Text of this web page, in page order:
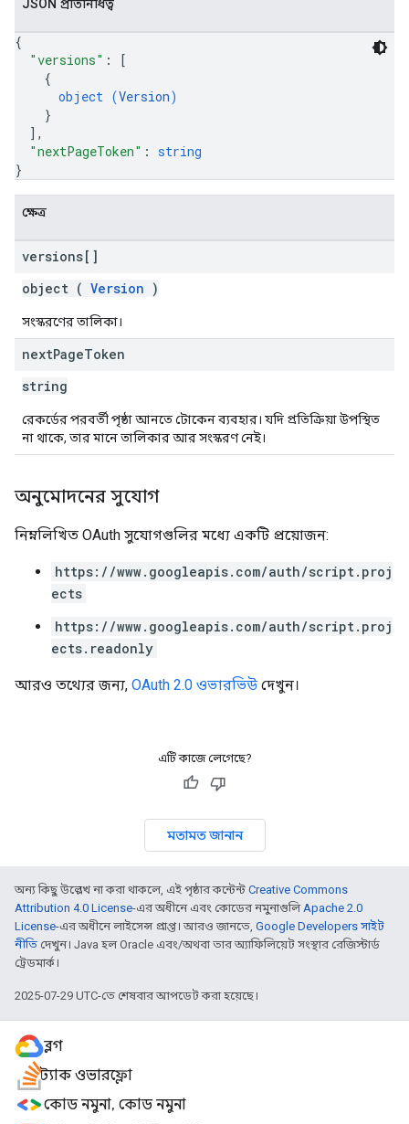
JSON প্রতিনিধিত্ব
{
"versions" :
[
{
object (Version)
}
] ,
"nextPageToken" : string
}
ক্ষেত্র
versions[]
object ( Version )
সংস্করণের তালিকা।
nextPageToken
string
রেকর্ডের পরবর্তী পৃষ্ঠা আনতে টোকেন ব্যবহার। যদি প্রতিক্রিয়া উপস্থিত
না থাকে, তার মানে তালিকার আর সংস্করণ নেই।
অনুমোদনের সুযোগ
নিম্নলিখিত OAuth সুযোগগুলির মধ্যে একটি প্রয়োজন:
https://www.googleapis.com/auth/script.proj
ects
https://www.googleapis.com/auth/script.proj
ects.readonly
আরও তথ্যের জন্য, OAuth 2.0 ওভারভিউ দেখুন।
এটি কাজে লেগেছে?
মতামত জানান
অন্য কিছু উল্লেখ না করা থাকলে, এই পৃষ্ঠার কন্টেন্ট Creative Commons
Attribution 4.0 License-এর অধীনে এবং কোডের নমুনাগুলিApache 2.0
License-এর অধীনে লাইসেন্স প্রাপ্ত। আরও জানতে, Google Developers সাইট
নীতি দেখুন। Java হল Oracle এবং/অথবা তার অ্যাফিলিয়েট সংস্থার রেজিস্টার্ড
ট্রেডমার্ক।
2025-07-29 UTC-তে শেষবার আপডেট করা হয়েছে।
ব্লগ
স্ট্যাক ওভারফ্লো
কোড নমুনা, কোড নমুনা